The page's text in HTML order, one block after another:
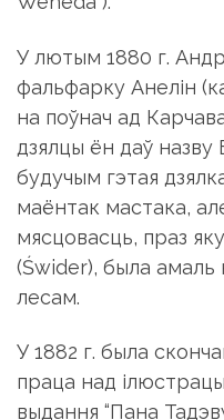
У лютым 1880 г.
фальфарку Анелін
на поўнач ад
дзялцы ён даў назву
будучым гэтая
маёнтак мастака,
мясцовасць, праз
(Świder), была амаль
лесам.
У 1882 г. была
праца над
выдання “Пана